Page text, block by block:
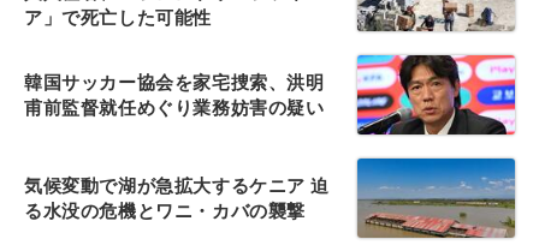
ア」で死亡した可能性
韓国サッカー協会を家宅捜索、洪明
甫前監督就任めぐり業務妨害の疑い
気候変動で湖が急拡大するケニア 迫
る水没の危機とワニ・カバの襲撃